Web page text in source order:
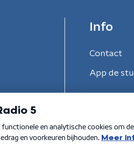
Info
Contact
App de
Privacybeleid